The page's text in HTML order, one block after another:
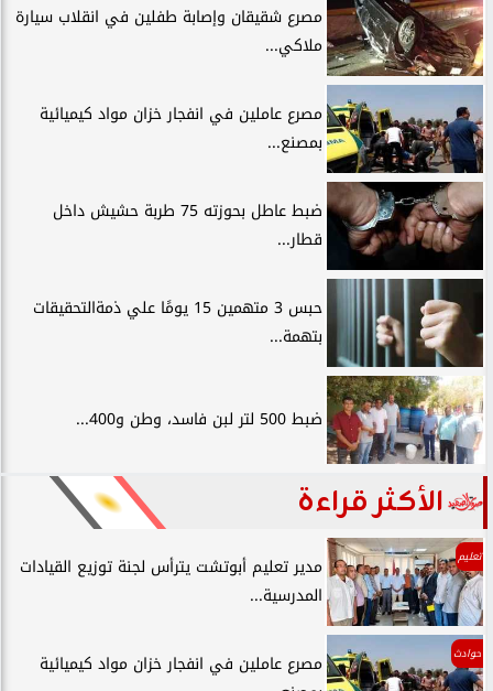
مصرع شقيقان وإصابة طفلين في انقلاب سيارة
ملاكي...
مصرع عاملين في انفجار خزان مواد كيميائية
بمصنع...
ضبط عاطل بحوزته 75 طربة حشيش داخل
قطار...
حبس 3 متهمين 15 يومًا علي ذمةالتحقيقات
بتهمة...
ضبط 500 لتر لبن فاسد، وطن و400...
الأكثر قراءة
تعليم
مدير تعليم أبوتشت يترأس لجنة توزيع القيادات
المدرسية...
حوادث
مصرع عاملين في انفجار خزان مواد كيميائية